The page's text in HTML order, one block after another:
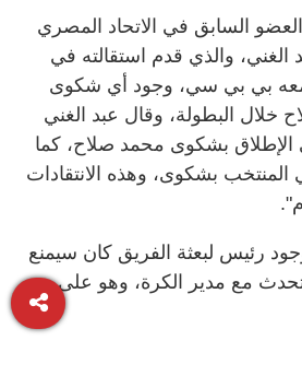
السابق في الاتحاد المصري
والذي قدم استقالته في
معه بي بي سي، وجود أي شكوى
خلال البطولة، وقال عبد الغني
الإطلاق بشكوى محمد صلاح، كما
بشكوى، وهذه الانتقادات
رئيس لبعثة الفريق كان سيمنع
مع مدير الكرة، وهو على